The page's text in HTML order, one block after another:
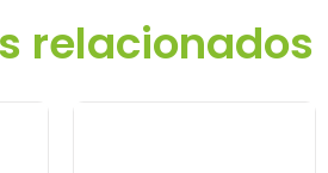
relacionados